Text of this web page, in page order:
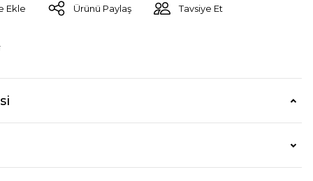
Ürünü Paylaş Tavsiye Et